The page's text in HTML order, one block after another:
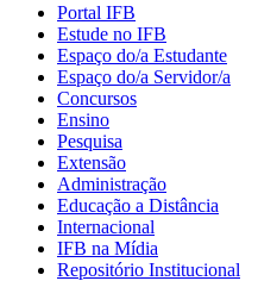
Portal IFB
Estude no IFB
Espaço do/a Estudante
Espaço do/a Servidor/a
Concursos
Ensino
Pesquisa
Extensão
Administração
Educação a Distância
Internacional
IFB na Mídia
Repositório Institucional